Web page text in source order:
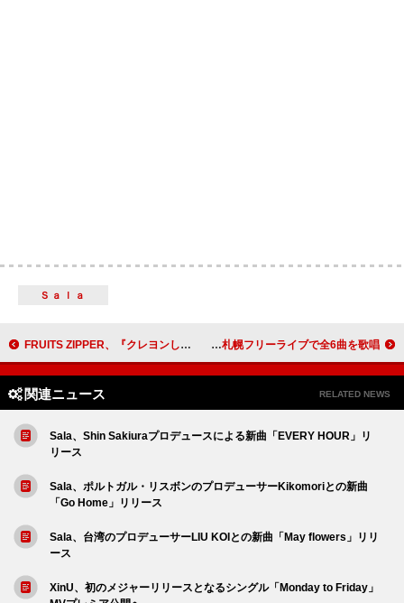
Ｓａｌａ
FRUITS ZIPPER、『クレヨンしんちゃん』新主題歌に最新曲「はちゃめちゃわちゃライフ！」起用 Aile The Shota、札幌フリーライブで全6曲を歌唱
関連ニュース RELATED NEWS
Sala、Shin Sakiuraプロデュースによる新曲「EVERY HOUR」リ
リース
Sala、ポルトガル・リスボンのプロデューサーKikomoriとの新曲
「Go Home」リリース
Sala、台湾のプロデューサーLIU KOIとの新曲「May flowers」リリ
ース
XinU、初のメジャーリリースとなるシングル「Monday to Friday」